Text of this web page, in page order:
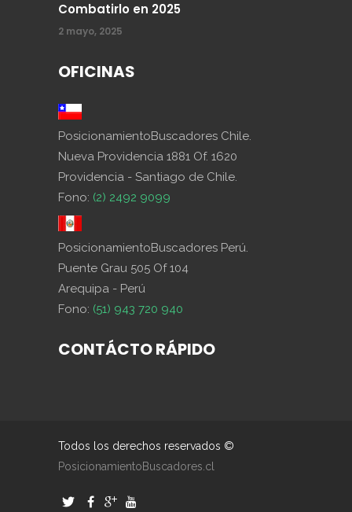
Combatirlo en 2025
2 mayo, 2025
OFICINAS
PosicionamientoBuscadores Chile.
Nueva Providencia 1881 Of. 1620
Providencia - Santiago de Chile.
Fono: (2) 2492 9099
PosicionamientoBuscadores Perú.
Puente Grau 505 Of 104
Arequipa - Perú
Fono: (51) 943 720 940
CONTÁCTO RÁPIDO
Todos los derechos reservados ©
PosicionamientoBuscadores.cl